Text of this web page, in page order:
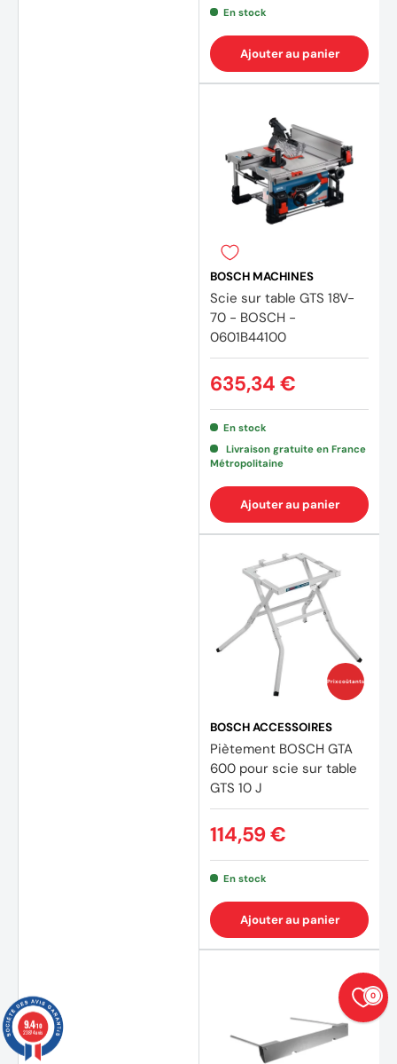
En stock
Ajouter au panier
BOSCH MACHINES
Scie sur table GTS 18V-
70 - BOSCH -
0601B44100
635,34 €
En stock
Livraison gratuite en France
Métropolitaine
Ajouter au panier
Prix coûtants
BOSCH ACCESSOIRES
Piètement BOSCH GTA
600 pour scie sur table
GTS 10 J
114,59 €
En stock
Ajouter au panier
0
9.4/10
23874 avis